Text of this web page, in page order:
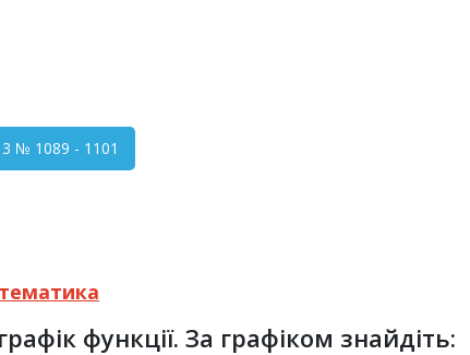
№ 1089 - 1101
функції. За графіком знайдіть: